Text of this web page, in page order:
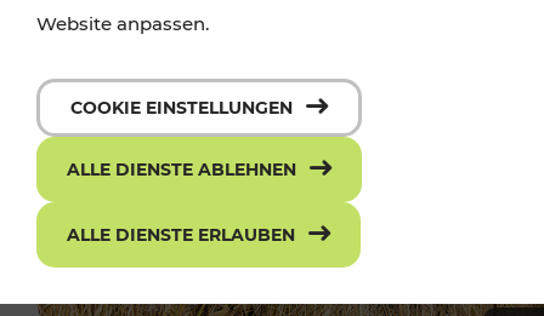
Website anpassen.
COOKIE EINSTELLUNGEN
ALLE DIENSTE ABLEHNEN
ALLE DIENSTE ERLAUBEN